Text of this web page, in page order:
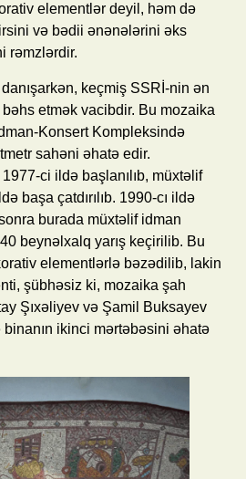
elementlər deyil, həm də
və bədii ənənələrini əks
rəmzlərdir.
keçmiş SSRİ-nin ən
etmək vacibdir. Bu mozaika
Konsert Kompleksində
sahəni əhatə edir.
ci ildə başlanılıb, müxtəlif
başa çatdırılıb. 1990-cı ildə
burada müxtəlif idman
beynəlxalq yarış keçirilib. Bu
elementlərlə bəzədilib, lakin
şübhəsiz ki, mozaika şah
Şıxəliyev və Şamil Buksayev
binanın ikinci mərtəbəsini əhatə